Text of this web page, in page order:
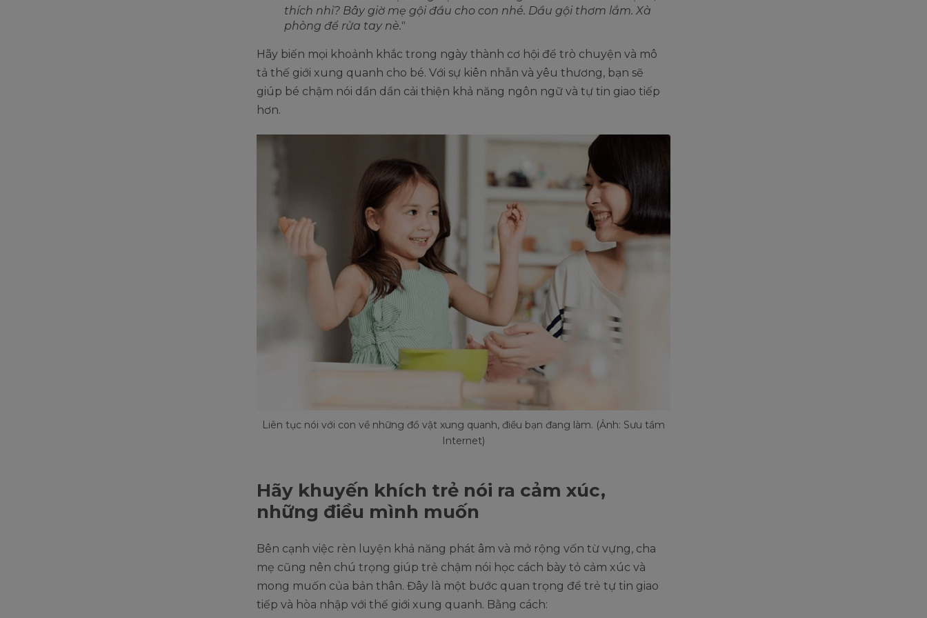
thích nhỉ? Bây giờ mẹ gội đầu cho con nhé. Dầu gội thơm lắm. Xà
phòng để rửa tay nè."
Hãy biến mọi khoảnh khắc trong ngày thành cơ hội để trò chuyện và mô
tả thế giới xung quanh cho bé. Với sự kiên nhẫn và yêu thương, bạn sẽ
giúp bé chậm nói dần dần cải thiện khả năng ngôn ngữ và tự tin giao tiếp
hơn.
Liên tục nói với con về những đồ vật xung quanh, điều bạn đang làm. (Ảnh: Sưu tầm
Internet)
Hãy khuyến khích trẻ nói ra cảm xúc,
những điều mình muốn
Bên cạnh việc rèn luyện khả năng phát âm và mở rộng vốn từ vựng, cha
mẹ cũng nên chú trọng giúp trẻ chậm nói học cách bày tỏ cảm xúc và
mong muốn của bản thân. Đây là một bước quan trọng để trẻ tự tin giao
tiếp và hòa nhập với thế giới xung quanh. Bằng cách: